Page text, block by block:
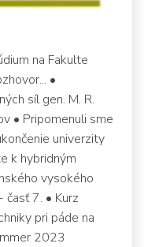
na Fakulte
•
síl gen. M. R.
• Pripomenuli sme
univerzity
k hybridným
vysokého
7. • Kurz
pri páde na
2023